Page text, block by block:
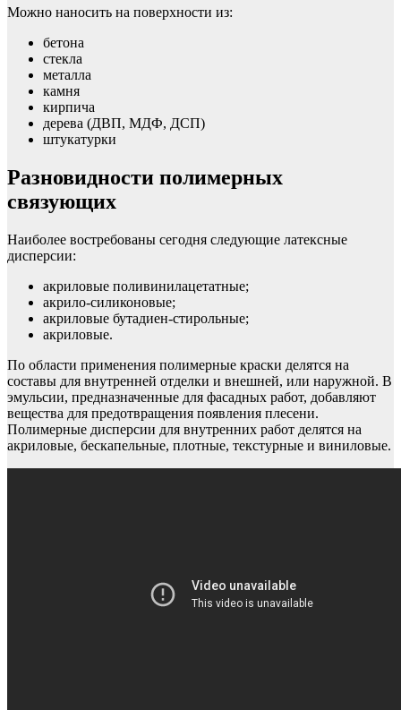
Можно наносить на поверхности из:
бетона
стекла
металла
камня
кирпича
дерева (ДВП, МДФ, ДСП)
штукатурки
Разновидности полимерных
связующих
Наиболее востребованы сегодня следующие латексные
дисперсии:
акриловые поливинилацетатные;
акрило-силиконовые;
акриловые бутадиен-стирольные;
акриловые.
По области применения полимерные краски делятся на
составы для внутренней отделки и внешней, или наружной. В
эмульсии, предназначенные для фасадных работ, добавляют
вещества для предотвращения появления плесени.
Полимерные дисперсии для внутренних работ делятся на
акриловые, бескапельные, плотные, текстурные и виниловые.